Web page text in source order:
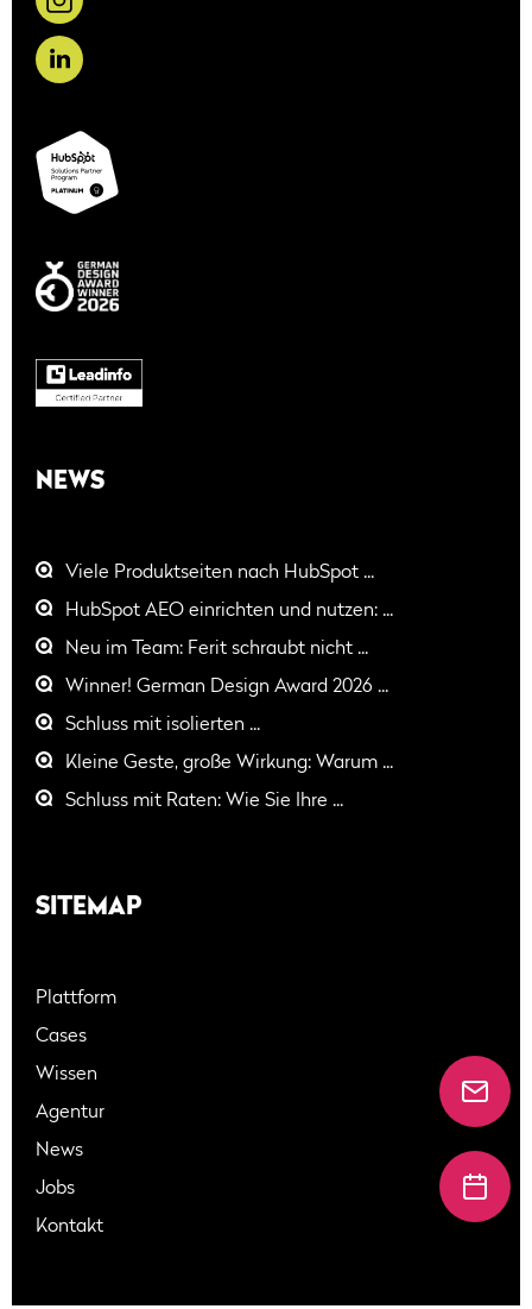
NEWS
Viele Produktseiten nach HubSpot ...
HubSpot AEO einrichten und nutzen: ...
Neu im Team: Ferit schraubt nicht ...
Winner! German Design Award 2026 ...
Schluss mit isolierten ...
Kleine Geste, große Wirkung: Warum ...
Schluss mit Raten: Wie Sie Ihre ...
SITEMAP
Plattform
Cases
Wissen
Agentur
News
Jobs
Kontakt